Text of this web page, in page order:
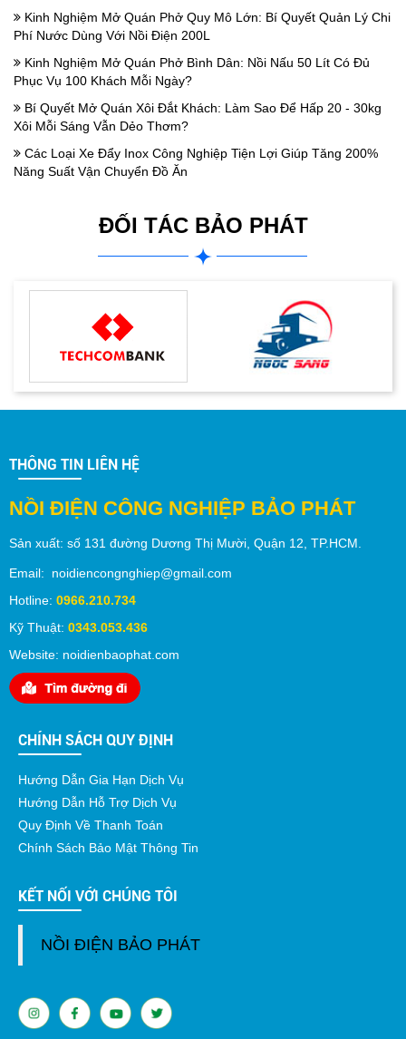
Kinh Nghiệm Mở Quán Phở Quy Mô Lớn: Bí Quyết Quản Lý Chi
Phí Nước Dùng Với Nồi Điện 200L
Kinh Nghiệm Mở Quán Phở Bình Dân: Nồi Nấu 50 Lít Có Đủ
Phục Vụ 100 Khách Mỗi Ngày?
Bí Quyết Mở Quán Xôi Đắt Khách: Làm Sao Để Hấp 20 - 30kg
Xôi Mỗi Sáng Vẫn Dẻo Thơm?
Các Loại Xe Đẩy Inox Công Nghiệp Tiện Lợi Giúp Tăng 200%
Năng Suất Vận Chuyển Đồ Ăn
ĐỐI TÁC BẢO PHÁT
THÔNG TIN LIÊN HỆ
NỒI ĐIỆN CÔNG NGHIỆP BẢO PHÁT
Sản xuất: số 131 đường Dương Thị Mười, Quận 12, TP.HCM.
Email: noidiencongnghiep@gmail.com
Hotline: 0966.210.734
Kỹ Thuật: 0343.053.436
Website: noidienbaophat.com
CHÍNH SÁCH QUY ĐỊNH
Hướng Dẫn Gia Hạn Dịch Vụ
Hướng Dẫn Hỗ Trợ Dịch Vụ
Quy Định Về Thanh Toán
Chính Sách Bảo Mật Thông Tin
KẾT NỐI VỚI CHÚNG TÔI
NỒI ĐIỆN BẢO PHÁT